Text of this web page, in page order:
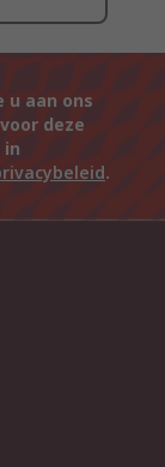
u aan ons
deze
.